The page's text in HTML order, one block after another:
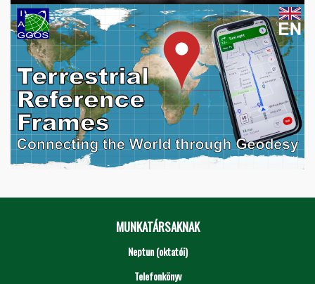
MUNKATÁRSAKNAK
Neptun (oktatói)
Telefonkönyv